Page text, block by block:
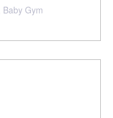
Baby Gym